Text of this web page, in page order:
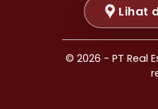
Properti Dijual
Properti Dijual
Properti Dijual di
Properti Dijual
Lihat
© 2026 - PT Real